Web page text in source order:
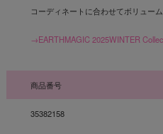
コーディネートに合わせてボリュー
→EARTHMAGIC 2025WINTER
商品番号
35382158